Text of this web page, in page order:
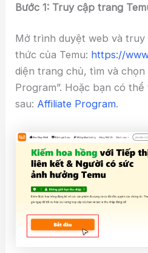
Bước 1: Truy cập trang
Mở trình duyệt web và truy
thức của Temu: https://
diện trang chủ, tìm và chọn
Program”. Hoặc bạn có
sau: Affiliate Program.